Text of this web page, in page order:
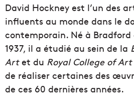
David Hockney est l’un des
influents au monde dans le
contemporain. Né à Bradford
1937, il a étudié au sein de la
Artet du Royal College of Art
de réaliser certaines des
de ces 60 dernières années.